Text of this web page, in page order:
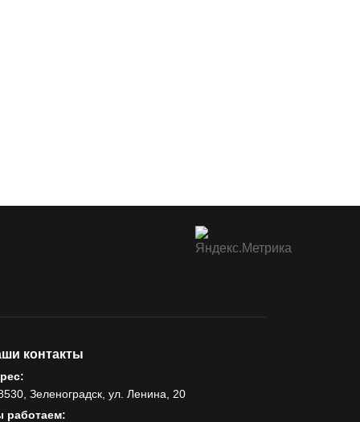
контакты
Зеленоградск, ул. Ленина, 20
работаем: